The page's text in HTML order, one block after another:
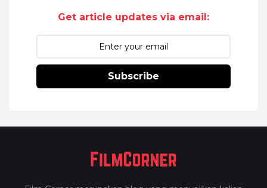
Get article updates via email:
Subscribe